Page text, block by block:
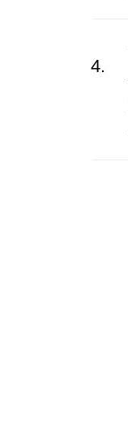
4.